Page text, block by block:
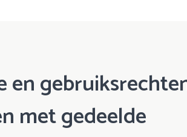
en
met gedeelde